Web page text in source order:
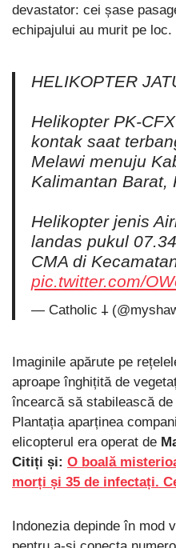
devastator: cei șase
echipajului au murit pe loc.
HELIKOPTER
Helikopter PK-
kontak saat
Melawi menuju
Kalimantan Barat,
Helikopter jenis
landas pukul
CMA di
pic.twitter.com/
— Catholic 𐕣
Imaginile apărute pe
aproape înghițită de
încearcă să stabilească
Plantația aparținea
elicopterul era operat de
Citiți și: O boală
morți și 35 de infectați.
Indonezia depinde în mod